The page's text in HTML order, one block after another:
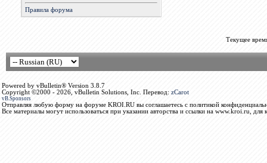
Правила форума
Текущее
Powered by vBulletin® Version 3.8.7
Copyright ©2000 - 2026, vBulletin Solutions, Inc. Перевод: zCarot
vB.Sponsors
Отправляя любую форму на форуме KROI.RU вы соглашаетесь с политикой
Все материалы могут использоваться при указании авторства и ссылки на www.kroi.ru, для